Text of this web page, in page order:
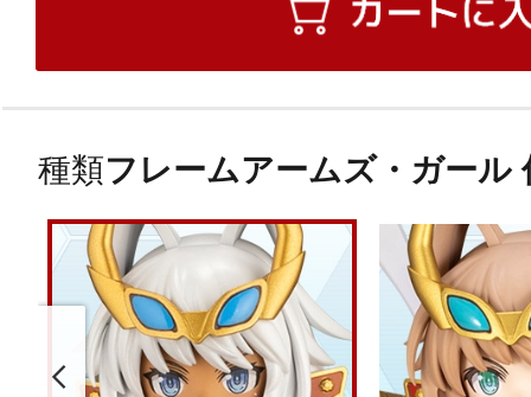
種類フレームアームズ・ガール